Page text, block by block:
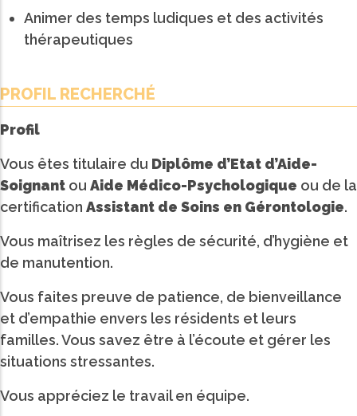
Animer des temps ludiques et des activités
thérapeutiques
PROFIL RECHERCHÉ
Profil
Vous êtes titulaire du Diplôme d’Etat d’Aide-
Soignant ou Aide Médico-Psychologique ou de la
certification Assistant de Soins en Gérontologie.
Vous maîtrisez les règles de sécurité, d’hygiène et
de manutention.
Vous faites preuve de patience, de bienveillance
et d’empathie envers les résidents et leurs
familles. Vous savez être à l’écoute et gérer les
situations stressantes.
Vous appréciez le travail en équipe.